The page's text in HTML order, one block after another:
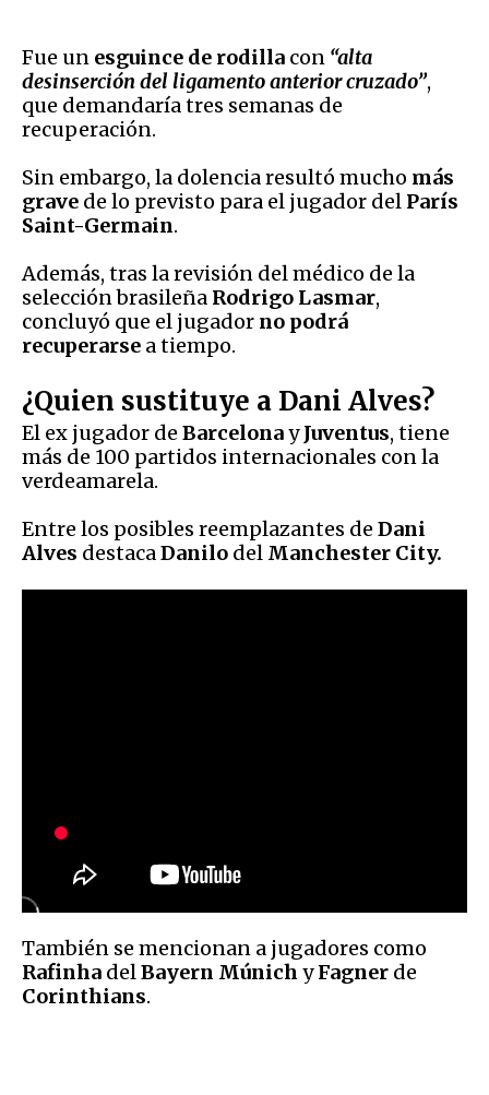
Fue un esguince de rodilla con “alta
desinserción del ligamento anterior cruzado”,
que demandaría tres semanas de
recuperación.
Sin embargo, la dolencia resultó mucho más
grave de lo previsto para el jugador del París
Saint-Germain.
Además, tras la revisión del médico de la
selección brasileña Rodrigo Lasmar,
concluyó que el jugador no podrá
recuperarse a tiempo.
¿Quien sustituye a Dani Alves?
El ex jugador de BarcelonayJuventus, tiene
más de 100 partidos internacionales con la
verdeamarela.
Entre los posibles reemplazantes de Dani
Alves destaca Danilo del Manchester City.
También se mencionan a jugadores como
Rafinha delBayern Múnich yFagner de
Corinthians.